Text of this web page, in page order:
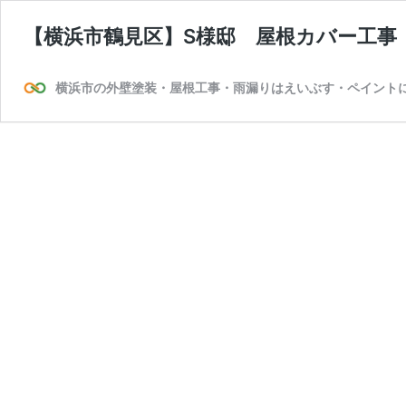
【横浜市鶴見区】S様邸 屋根カバー工事
横浜市の外壁塗装・屋根工事・雨漏りはえいぶす・ペイント